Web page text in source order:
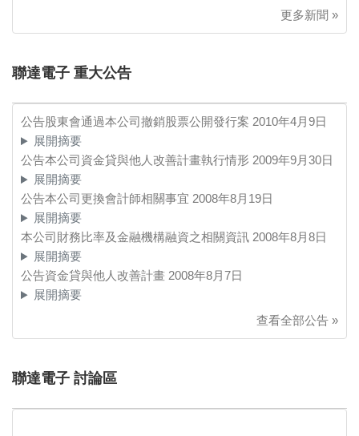
更多新聞 »
聯達電子 重大公告
公告股東會通過本公司撤銷股票公開發行案 2010年4月9日
展開摘要
公告本公司資金貸與他人改善計畫執行情形 2009年9月30日
展開摘要
公告本公司更換會計師相關事宜 2008年8月19日
展開摘要
本公司財務比率及金融機構融資之相關資訊 2008年8月8日
展開摘要
公告資金貸與他人改善計畫 2008年8月7日
展開摘要
查看全部公告 »
聯達電子 討論區